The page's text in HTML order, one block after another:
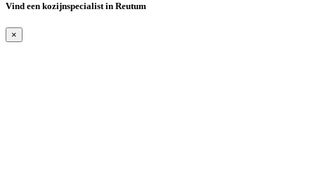
Vind een kozijnspecialist in Reutum
×